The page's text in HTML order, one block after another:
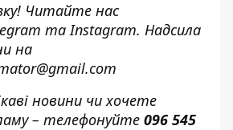
Читайте нас
таInstagram. Надсила
на
новини чи хочете
– телефонуйте 096 545